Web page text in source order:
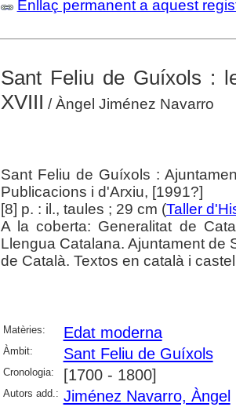
Enllaç permanent a aquest
Sant Feliu de Guíxols :
XVIII / Àngel Jiménez Navarro
Sant Feliu de Guíxols :
Publicacions i d'Arxiu, [1991?]
[8] p. : il., taules ; 29 cm (Taller
A la coberta: Generalitat de
Llengua Catalana. Ajuntament de
de Català. Textos en català i
Matèries: Edat moderna
Àmbit: Sant Feliu de Guíxols
Cronologia: [1700 - 1800]
Autors add.: Jiménez Navarro, Àngel